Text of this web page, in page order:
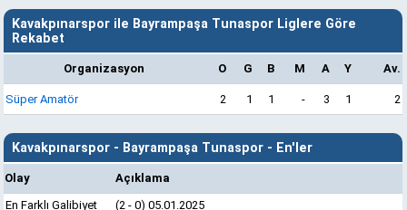
Kavakpınarspor ile Bayrampaşa Tunaspor Liglere Göre
Rekabet
Organizasyon O G B M A Y Av.
Süper Amatör 2 1 1 - 3 1 2
Kavakpınarspor - Bayrampaşa Tunaspor - En'ler
Olay
Açıklama
En Farklı Galibiyet
(2 - 0) 05.01.2025